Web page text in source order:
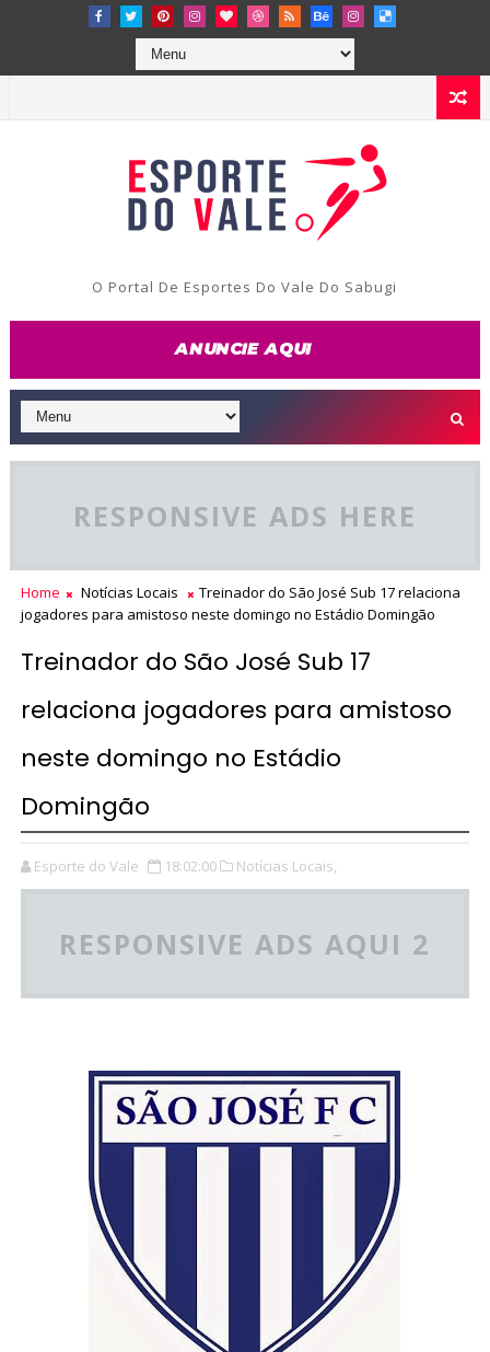
O Portal De Esportes Do Vale Do Sabugi
RESPONSIVE ADS HERE
Home Notícias Locais
Treinador do São José Sub 17 relaciona
jogadores para amistoso neste domingo no Estádio Domingão
Treinador do São José Sub 17
relaciona jogadores para amistoso
neste domingo no Estádio
Domingão
Esporte do Vale 18:02:00 Notícias Locais,
RESPONSIVE ADS AQUI 2